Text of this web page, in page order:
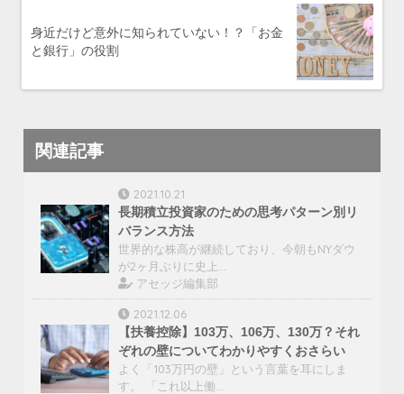
身近だけど意外に知られていない！？「お金
と銀行」の役割
関連記事
2021.10.21
長期積立投資家のための思考パターン別リ
バランス方法
世界的な株高が継続しており、今朝もNYダウ
が2ヶ月ぶりに史上…
アセッジ編集部
2021.12.06
【扶養控除】103万、106万、130万？それ
ぞれの壁についてわかりやすくおさらい
よく「103万円の壁」という言葉を耳にしま
す。 「これ以上働…